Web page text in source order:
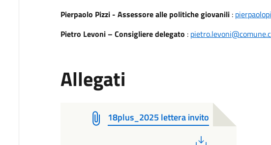
Pierpaolo Pizzi - Assessore alle politiche giovanili:
Pietro Levoni – Consigliere delegato :
Allegati
18plus_2025 lettera invito